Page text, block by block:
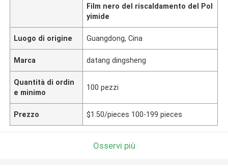
Film nero del riscaldamento del Pol
yimide
Luogo di origine Guangdong, Cina
Marca datang dingsheng
Quantità di ordin
e minimo
100 pezzi
Prezzo $1.50/pieces 100-199 pieces
Osservi più